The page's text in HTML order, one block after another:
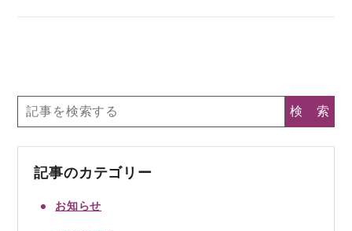
記事のカテゴリー
お知らせ